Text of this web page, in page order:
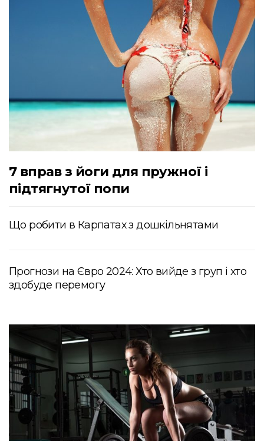
7 вправ з йоги для пружної і
підтягнутої попи
Що робити в Карпатах з дошкільнятами
Прогнози на Євро 2024: Хто вийде з груп і хто
здобуде перемогу